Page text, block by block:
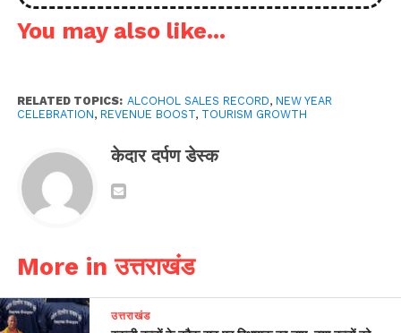
You may also like...
RELATED TOPICS: ALCOHOL SALES RECORD, NEW YEAR
CELEBRATION, REVENUE BOOST, TOURISM GROWTH
केदार दर्पण डेस्क
More in उत्तराखंड
उत्तराखंड